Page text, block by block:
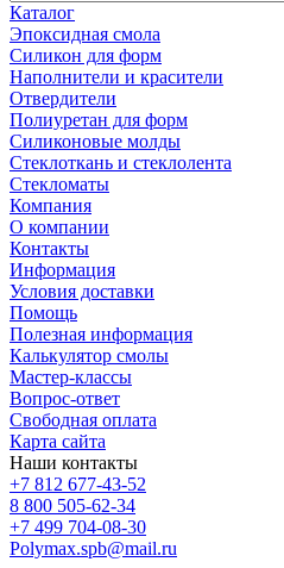
Каталог
Эпоксидная смола
Силикон для форм
Наполнители и красители
Отвердители
Полиуретан для форм
Силиконовые молды
Стеклоткань и стеклолента
Стекломаты
Компания
О компании
Контакты
Информация
Условия доставки
Помощь
Полезная информация
Калькулятор смолы
Мастер-классы
Вопрос-ответ
Свободная оплата
Карта сайта
Наши контакты
+7 812 677-43-52
8 800 505-62-34
+7 499 704-08-30
Polymax.spb@mail.ru